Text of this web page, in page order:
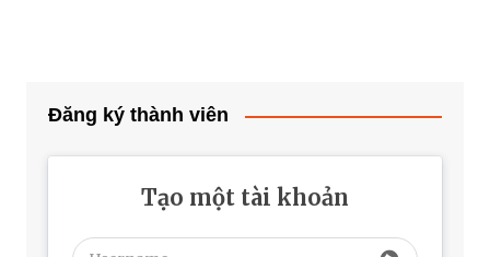
Đăng ký thành viên
Tạo một tài khoản